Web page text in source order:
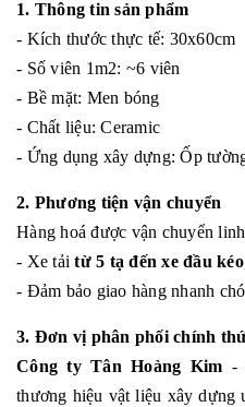
1. Thông tin sản phẩm
- Kích thước thực tế: 30x60cm
- Số viên 1m2: ~6 viên
- Bề mặt: Men bóng
- Chất liệu: Ceramic
- Ứng dụng xây dựng: Ốp
2. Phương tiện vận chuyển
Hàng hoá được vận chuyển
- Xe tảitừ 5 tạ đến xe đầu kéo
- Đảm bảo giao hàng nhanh
3. Đơn vị phân phối chính
Công ty Tân Hoàng Kim -
thương hiệu vật liệu xây